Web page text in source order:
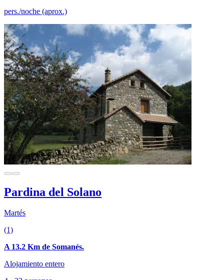
pers./noche (aprox.)
Pardina del Solano
Martés
(1)
A 13.2 Km de Somanés.
Alojamiento entero